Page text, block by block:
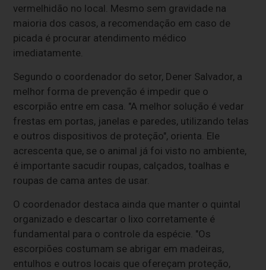
vermelhidão no local. Mesmo sem gravidade na
maioria dos casos, a recomendação em caso de
picada é procurar atendimento médico
imediatamente.
Segundo o coordenador do setor, Dener Salvador, a
melhor forma de prevenção é impedir que o
escorpião entre em casa. "A melhor solução é vedar
frestas em portas, janelas e paredes, utilizando telas
e outros dispositivos de proteção", orienta. Ele
acrescenta que, se o animal já foi visto no ambiente,
é importante sacudir roupas, calçados, toalhas e
roupas de cama antes de usar.
O coordenador destaca ainda que manter o quintal
organizado e descartar o lixo corretamente é
fundamental para o controle da espécie. "Os
escorpiões costumam se abrigar em madeiras,
entulhos e outros locais que ofereçam proteção,